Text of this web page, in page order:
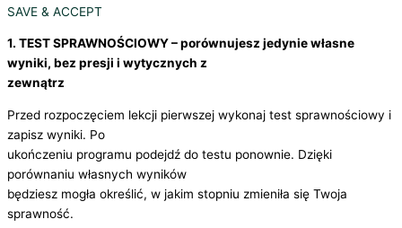
SAVE & ACCEPT
1. TEST SPRAWNOŚCIOWY – porównujesz jedynie własne
wyniki, bez presji i wytycznych z
zewnątrz
Przed rozpoczęciem lekcji pierwszej wykonaj test sprawnościowy i
zapisz wyniki. Po
ukończeniu programu podejdź do testu ponownie. Dzięki
porównaniu własnych wyników
będziesz mogła określić, w jakim stopniu zmieniła się Twoja
sprawność.